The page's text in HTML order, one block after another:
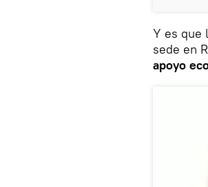
Y es que
sede en
apoyo